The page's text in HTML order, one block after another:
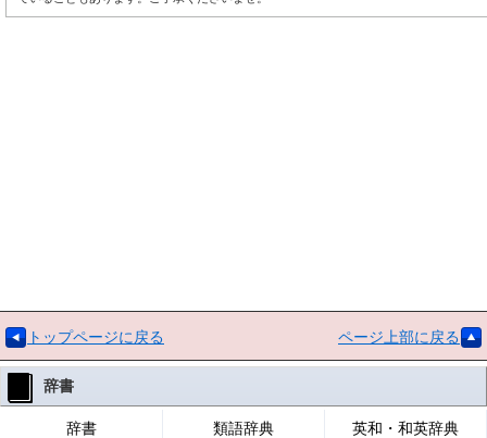
トップページに戻る ページ上部に戻る
辞書
辞書 類語辞典 英和・和英辞典